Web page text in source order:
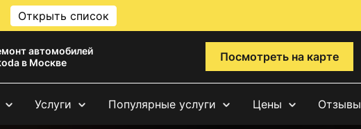
Открыть список
автомобилей
в Москве
Посмотреть на карте
Услуги Популярные услуги Цены Отзывы